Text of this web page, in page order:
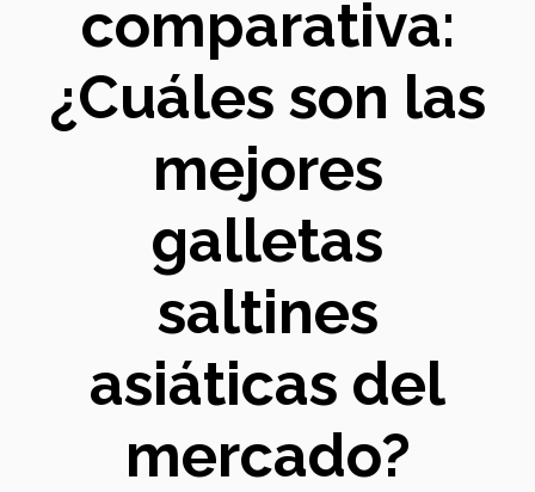
comparativa:
¿Cuáles son las
mejores
galletas
saltines
asiáticas del
mercado?